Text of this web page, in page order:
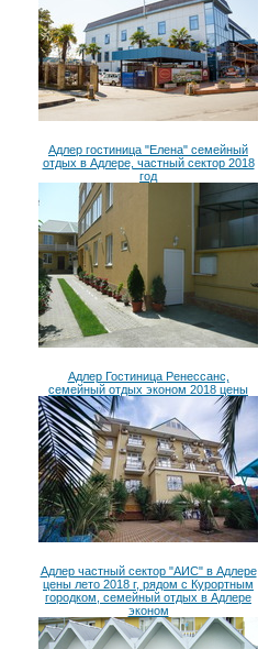
Адлер гостиница "Елена" семейный
отдых в Адлере, частный сектор 2018
год
Адлер Гостиница Ренессанс,
семейный отдых эконом 2018 цены
Адлер частный сектор "АИС" в Адлере
цены лето 2018 г, рядом с Курортным
городком, семейный отдых в Адлере
эконом